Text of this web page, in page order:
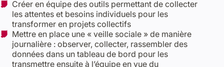
Créer en équipe des outils permettant de collecter
les attentes et besoins individuels pour les
transformer en projets collectifs
Mettre en place une « veille sociale » de manière
journalière : observer, collecter, rassembler des
données dans un tableau de bord pour les
transmettre ensuite à l’équipe en vue du